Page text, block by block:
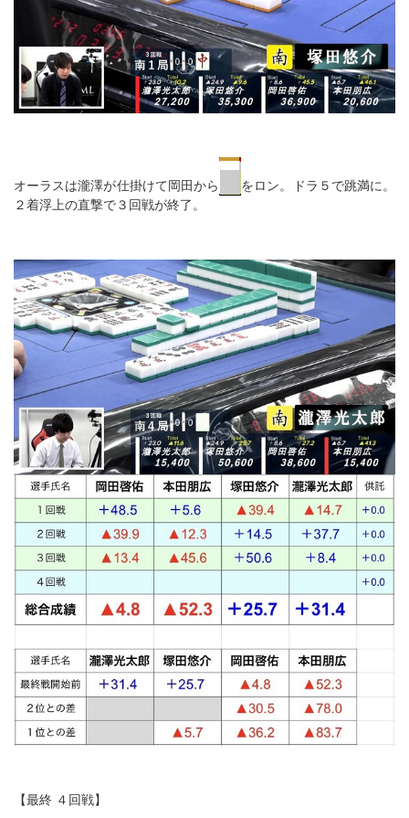
オーラスは瀧澤が仕掛けて岡田から
をロン。ドラ５で跳満に。
２着浮上の直撃で３回戦が終了。
【最終 ４回戦】